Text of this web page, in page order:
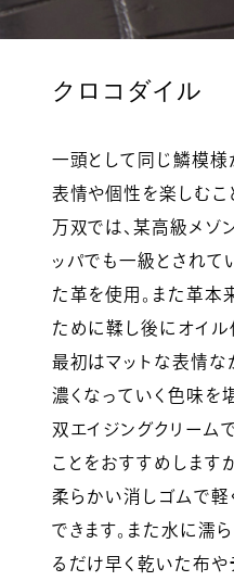
クロコダイル
一頭として同じ鱗模様
表情や個性を楽しむこ
万双では、某高級メゾ
ッパでも一級とされて
た革を使用。また革本
ために鞣し後にオイル
最初はマットな表情な
濃くなっていく色味を
双エイジングクリーム
ことをおすすめします
柔らかい消しゴムで軽
できます。また水に濡
るだけ早く乾いた布や